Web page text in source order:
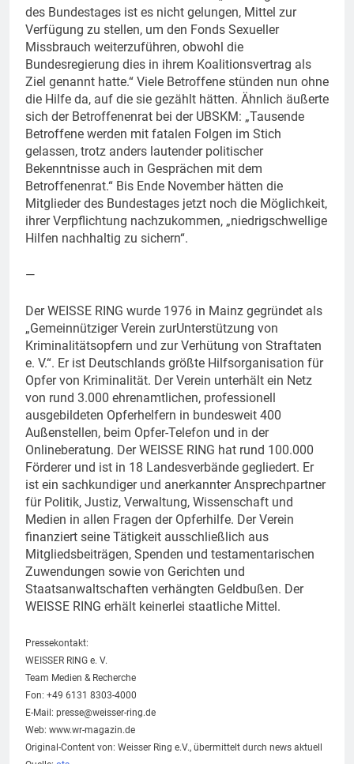
des Bundestages ist es nicht gelungen, Mittel zur
Verfügung zu stellen, um den Fonds Sexueller
Missbrauch weiterzuführen, obwohl die
Bundesregierung dies in ihrem Koalitionsvertrag als
Ziel genannt hatte.“ Viele Betroffene stünden nun ohne
die Hilfe da, auf die sie gezählt hätten. Ähnlich äußerte
sich der Betroffenenrat bei der UBSKM: „Tausende
Betroffene werden mit fatalen Folgen im Stich
gelassen, trotz anders lautender politischer
Bekenntnisse auch in Gesprächen mit dem
Betroffenenrat.“ Bis Ende November hätten die
Mitglieder des Bundestages jetzt noch die Möglichkeit,
ihrer Verpflichtung nachzukommen, „niedrigschwellige
Hilfen nachhaltig zu sichern“.
—
Der WEISSE RING wurde 1976 in Mainz gegründet als
„Gemeinnütziger Verein zurUnterstützung von
Kriminalitätsopfern und zur Verhütung von Straftaten
e. V.“. Er ist Deutschlands größte Hilfsorganisation für
Opfer von Kriminalität. Der Verein unterhält ein Netz
von rund 3.000 ehrenamtlichen, professionell
ausgebildeten Opferhelfern in bundesweit 400
Außenstellen, beim Opfer-Telefon und in der
Onlineberatung. Der WEISSE RING hat rund 100.000
Förderer und ist in 18 Landesverbände gegliedert. Er
ist ein sachkundiger und anerkannter Ansprechpartner
für Politik, Justiz, Verwaltung, Wissenschaft und
Medien in allen Fragen der Opferhilfe. Der Verein
finanziert seine Tätigkeit ausschließlich aus
Mitgliedsbeiträgen, Spenden und testamentarischen
Zuwendungen sowie von Gerichten und
Staatsanwaltschaften verhängten Geldbußen. Der
WEISSE RING erhält keinerlei staatliche Mittel.
Pressekontakt:
WEISSER RING e. V.
Team Medien & Recherche
Fon: +49 6131 8303-4000
E-Mail: presse@weisser-ring.de
Web: www.wr-magazin.de
Original-Content von: Weisser Ring e.V., übermittelt durch news aktuell